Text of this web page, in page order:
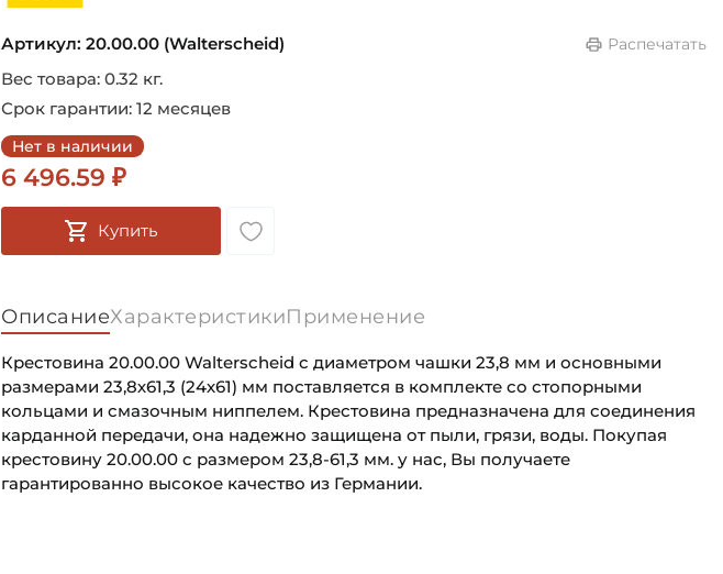
Артикул: 20.00.00 (Walterscheid)
Распечатать
Вес товара: 0.32 кг.
Срок гарантии: 12 месяцев
Нет в наличии
6 496.59 ₽
Купить
ОписаниеХарактеристикиПрименение
Крестовина 20.00.00 Walterscheid с диаметром чашки 23,8 мм и основными
размерами 23,8х61,3 (24х61) мм поставляется в комплекте со стопорными
кольцами и смазочным ниппелем. Крестовина предназначена для соединения
карданной передачи, она надежно защищена от пыли, грязи, воды. Покупая
крестовину 20.00.00 с размером 23,8-61,3 мм. у нас, Вы получаете
гарантированно высокое качество из Германии.